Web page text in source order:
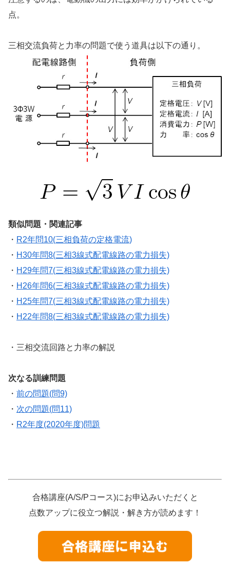
点。
三相交流負荷と力率の問題で使う道具は以下の通り。
類似問題・関連記事
・ R2年問10(三相負荷の定格電流)
・ H30年問8(三相3線式配電線路の電力損失)
・ H29年問7(三相3線式配電線路の電力損失)
・ H26年問6(三相3線式配電線路の電力損失)
・ H25年問7(三相3線式配電線路の電力損失)
・ H22年問8(三相3線式配電線路の電力損失)
・三相交流回路と力率の解説
次なる訓練問題
・ 前の問題(問9)
・ 次の問題(問11)
・ R2年度(2020年度)問題
合格講座(A/S/Pコース)にお申込みいただくと
点数アップに役立つ解説・解き方が読めます！